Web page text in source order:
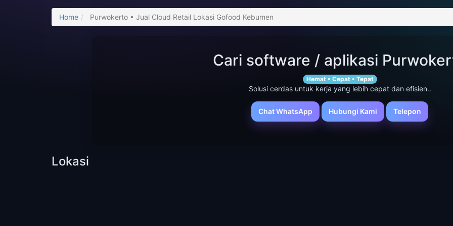
Home Purwokerto • Jual Cloud Retail Lokasi Gofood Kebumen
Cari software / aplikasi
Hemat • Cepat • Tepat
Solusi cerdas untuk kerja yang lebih cepat dan efisien..
Chat WhatsApp Hubungi Kami Telepon
Lokasi